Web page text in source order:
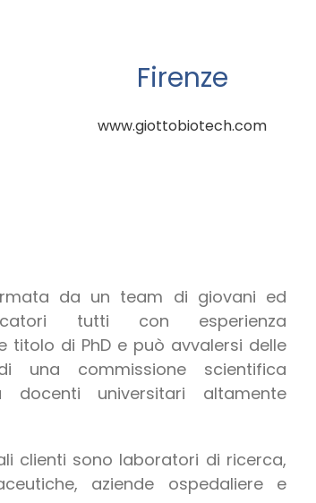
Firenze
www.giottobiotech.com
da un team di giovani ed
tutti con esperienza
titolo di PhD e può avvalersi delle
una commissione scientifica
docenti universitari altamente
clienti sono laboratori di ricerca,
aziende ospedaliere e